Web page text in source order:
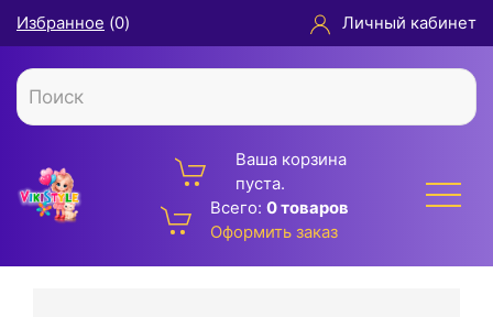
Избранное (0) Личный кабинет
Ваша корзина
пуста.
Всего: 0 товаров
Оформить заказ